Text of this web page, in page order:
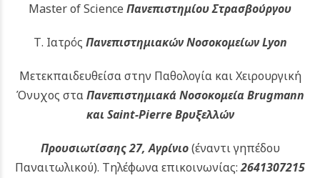
Master of Science Πανεπιστημίου Στρασβούργου
Τ. Ιατρός Πανεπιστημιακών Νοσοκομείων Lyon
Μετεκπαιδευθείσα στην Παθολογία και Χειρουργική
Όνυχος σταΠανεπιστημιακά Νοσοκομεία Brugmann
και Saint-Pierre Βρυξελλών
Προυσιωτίσσης 27, Αγρίνιο(έναντι γηπέδου
Παναιτωλικού). Τηλέφωνα επικοινωνίας:2641307215